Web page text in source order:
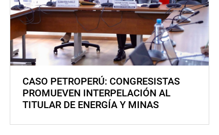
CASO PETROPERÚ: CONGRESISTAS
PROMUEVEN INTERPELACIÓN AL
TITULAR DE ENERGÍA Y MINAS